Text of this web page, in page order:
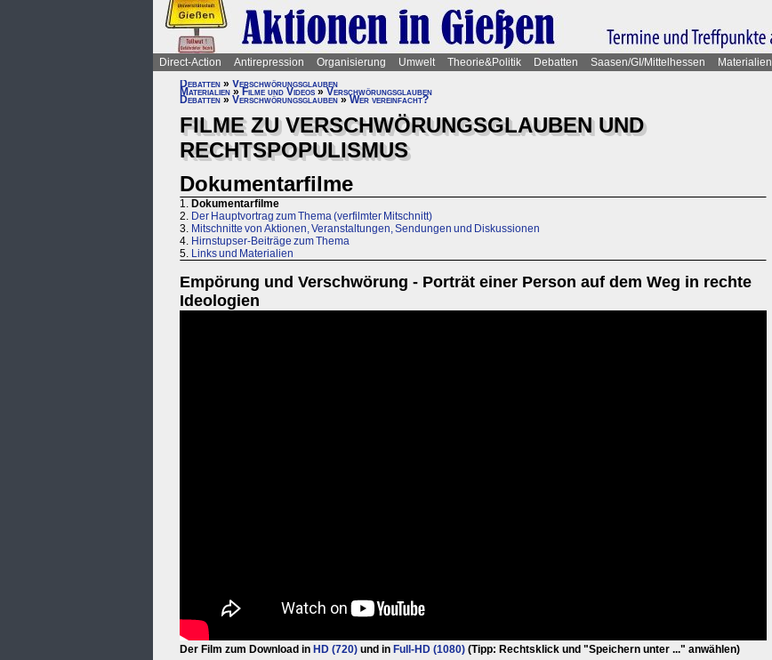
Direct-Action Antirepression Organisierung Umwelt Theorie&Politik Debatten Saasen/GI/Mittelhessen Materialien
Debatten » Verschwörungsglauben
Materialien » Filme und Videos » Verschwörungsglauben
Debatten » Verschwörungsglauben » Wer vereinfacht?
FILME ZU VERSCHWÖRUNGSGLAUBEN UND
RECHTSPOPULISMUS
Dokumentarfilme
1. Dokumentarfilme
2. Der Hauptvortrag zum Thema (verfilmter Mitschnitt)
3. Mitschnitte von Aktionen, Veranstaltungen, Sendungen und Diskussionen
4. Hirnstupser-Beiträge zum Thema
5. Links und Materialien
Empörung und Verschwörung - Porträt einer Person auf dem Weg in rechte
Ideologien
Der Film zum Download in HD (720) und in Full-HD (1080) (Tipp: Rechtsklick und "Speichern unter ..." anwählen)